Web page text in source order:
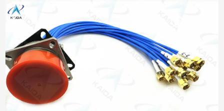
THUIS
PRODUCTEN
Copyright
2023
HOLDING
LIMITED.
Rights
Reserved.